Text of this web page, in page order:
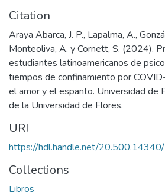
Citation
Araya Abarca, J. P., Lapalma, A.,
Monteoliva, A. y Cornett, S. (2024).
estudiantes latinoamericanos de
tiempos de confinamiento por
el amor y el espanto. Universidad de
de la Universidad de Flores.
URI
https://hdl.handle.net/
Collections
Libros